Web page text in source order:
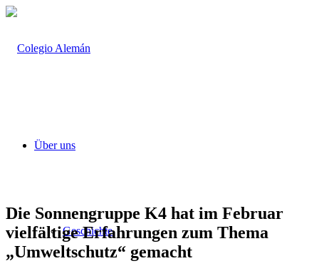
Über uns
Geschichte
Die Sonnengruppe K4 hat im Februar
vielfältige Erfahrungen zum Thema
„Umweltschutz“ gemacht